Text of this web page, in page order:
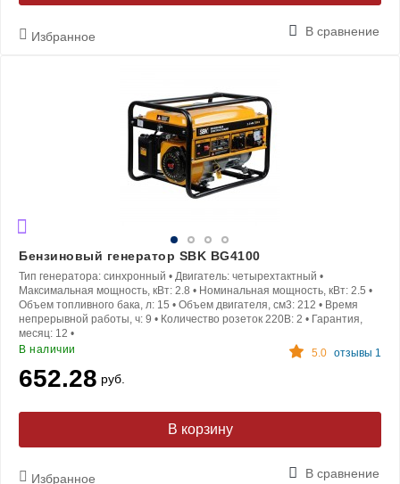
Избранное В сравнение
Бензиновый генератор SBK BG4100
Тип генератора: синхронный • Двигатель: четырехтактный •
Максимальная мощность, кВт: 2.8 • Номинальная мощность, кВт: 2.5 •
Объем топливного бака, л: 15 • Объем двигателя, см3: 212 • Время
непрерывной работы, ч: 9 • Количество розеток 220В: 2 • Гарантия,
месяц: 12 •
В наличии
5.0 отзывы 1
652.28 руб.
В корзину
Избранное В сравнение